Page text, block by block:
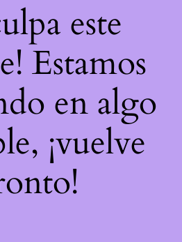
este
Estamos
en algo
¡vuelve